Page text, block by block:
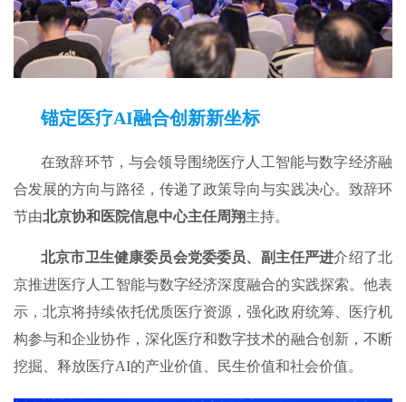
锚定医疗AI融合创新新坐标
在致辞环节，与会领导围绕医疗人工智能与数字经济融
合发展的方向与路径，传递了政策导向与实践决心。致辞环
节由北京协和医院信息中心主任周翔主持。
北京市卫生健康委员会党委委员、副主任严进介绍了北
京推进医疗人工智能与数字经济深度融合的实践探索。他表
示，北京将持续依托优质医疗资源，强化政府统筹、医疗机
构参与和企业协作，深化医疗和数字技术的融合创新，不断
挖掘、释放医疗AI的产业价值、民生价值和社会价值。